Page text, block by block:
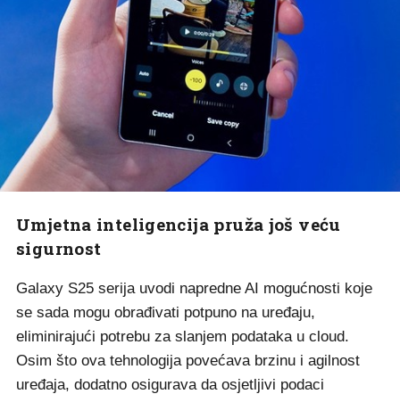
Umjetna inteligencija pruža još veću
sigurnost
Galaxy S25 serija uvodi napredne AI mogućnosti koje
se sada mogu obrađivati potpuno na uređaju,
eliminirajući potrebu za slanjem podataka u cloud.
Osim što ova tehnologija povećava brzinu i agilnost
uređaja, dodatno osigurava da osjetljivi podaci